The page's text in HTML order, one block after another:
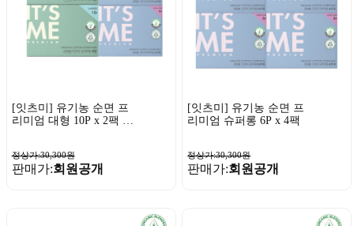
[잇츠미] 유기농 순면 프
리미엄 대형 10P x 2팩 +
정상가:30,300원
판매가:회원공개
[잇츠미] 유기농 순면 프
리미엄 슈퍼롱 6P x 4팩
정상가:30,300원
판매가:회원공개